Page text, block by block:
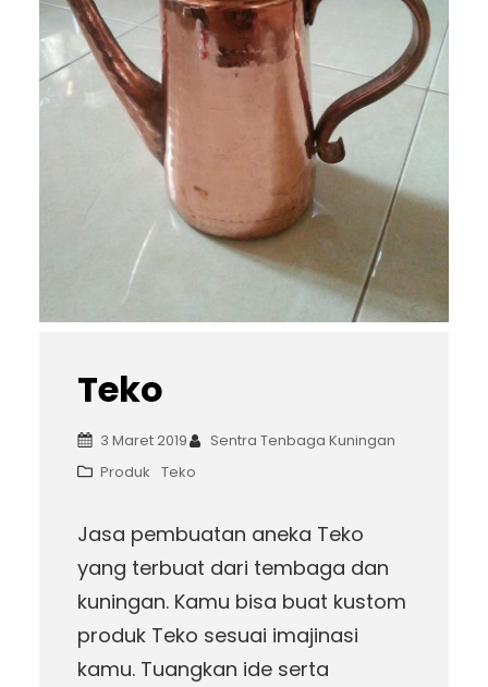
Teko
3 Maret 2019
Sentra Tenbaga Kuningan
Produk Teko
Jasa pembuatan aneka Teko
yang terbuat dari tembaga dan
kuningan. Kamu bisa buat kustom
produk Teko sesuai imajinasi
kamu. Tuangkan ide serta